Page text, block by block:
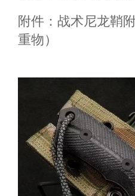
附件：战术尼龙鞘
重物）